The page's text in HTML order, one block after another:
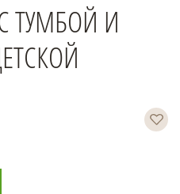
ТУМБОЙ И